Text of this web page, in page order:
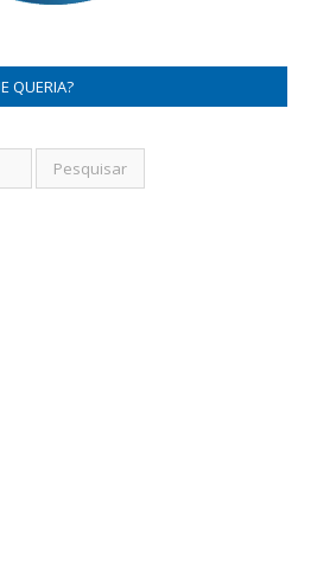
QUERIA?